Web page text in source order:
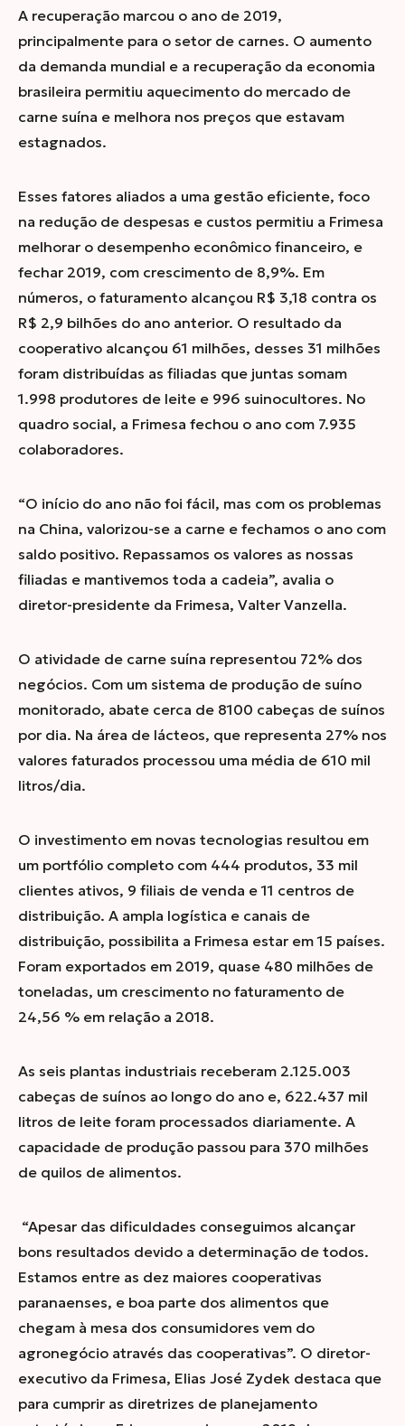
A recuperação marcou o ano de 2019,
principalmente para o setor de carnes. O aumento
da demanda mundial e a recuperação da economia
brasileira permitiu aquecimento do mercado de
carne suína e melhora nos preços que estavam
estagnados.
Esses fatores aliados a uma gestão eficiente, foco
na redução de despesas e custos permitiu a Frimesa
melhorar o desempenho econômico financeiro, e
fechar 2019, com crescimento de 8,9%. Em
números, o faturamento alcançou R$ 3,18 contra os
R$ 2,9 bilhões do ano anterior. O resultado da
cooperativo alcançou 61 milhões, desses 31 milhões
foram distribuídas as filiadas que juntas somam
1.998 produtores de leite e 996 suinocultores. No
quadro social, a Frimesa fechou o ano com 7.935
colaboradores.
“O início do ano não foi fácil, mas com os problemas
na China, valorizou-se a carne e fechamos o ano com
saldo positivo. Repassamos os valores as nossas
filiadas e mantivemos toda a cadeia”, avalia o
diretor-presidente da Frimesa, Valter Vanzella.
O atividade de carne suína representou 72% dos
negócios. Com um sistema de produção de suíno
monitorado, abate cerca de 8100 cabeças de suínos
por dia. Na área de lácteos, que representa 27% nos
valores faturados processou uma média de 610 mil
litros/dia.
O investimento em novas tecnologias resultou em
um portfólio completo com 444 produtos, 33 mil
clientes ativos, 9 filiais de venda e 11 centros de
distribuição. A ampla logística e canais de
distribuição, possibilita a Frimesa estar em 15 países.
Foram exportados em 2019, quase 480 milhões de
toneladas, um crescimento no faturamento de
24,56 % em relação a 2018.
As seis plantas industriais receberam 2.125.003
cabeças de suínos ao longo do ano e, 622.437 mil
litros de leite foram processados diariamente. A
capacidade de produção passou para 370 milhões
de quilos de alimentos.
“Apesar das dificuldades conseguimos alcançar
bons resultados devido a determinação de todos.
Estamos entre as dez maiores cooperativas
paranaenses, e boa parte dos alimentos que
chegam à mesa dos consumidores vem do
agronegócio através das cooperativas”. O diretor-
executivo da Frimesa, Elias José Zydek destaca que
para cumprir as diretrizes de planejamento